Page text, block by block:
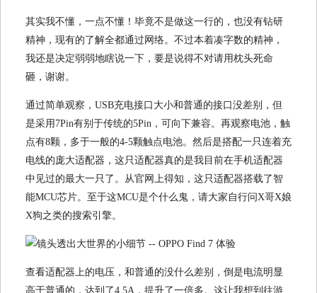
其实我不懂，一点不懂！毕竟不是做这一行的，也没有钻研
精神，现有的了解全都通过网络。不过本着凑字数的精神，
我还是决定弱弱地瞎说一下，要是说得不对请用枕头死命
砸，谢谢。
通过简单观察，USB充电接口大小和普通的接口没差别，但
是采用7Pin有别于传统的5Pin，可向下兼容。再观察电池，触
点有8颗，多于一般的4-5颗触点电池。然后是搭配一只连着充
电线的庞大适配器，这只适配器真的是我目前在手机适配器
中见过的最大一只了。从官网上得知，这只适配器搭载了智
能MCU芯片。至于这MCU是个什么鬼，请大家自行问X哥X娘
X狗之类的搜索引擎。
查看适配器上的电压，和普通的没什么差别，倒是电流明显
高于普通的，达到了4.5A，提升了一倍多。这让我想到往游